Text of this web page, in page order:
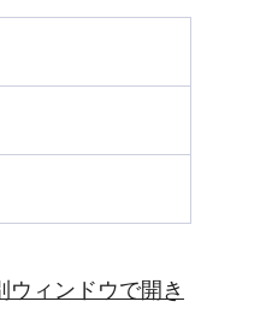
ィンドウで開き